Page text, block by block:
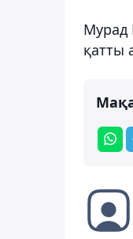
Мурад
қатты